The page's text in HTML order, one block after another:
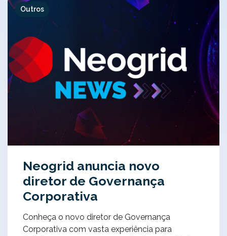
Outros
Neogrid anuncia novo
diretor de Governança
Corporativa
Conheça o novo diretor de Governança
Corporativa com vasta experiência para